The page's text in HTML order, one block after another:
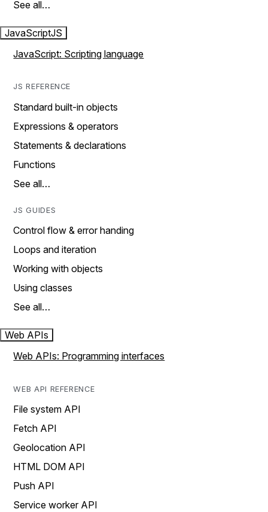
See all…
JavaScriptJS
JavaScript: Scripting language
JS REFERENCE
Standard built-in objects
Expressions & operators
Statements & declarations
Functions
See all…
JS GUIDES
Control flow & error handing
Loops and iteration
Working with objects
Using classes
See all…
Web APIs
Web APIs: Programming interfaces
WEB API REFERENCE
File system API
Fetch API
Geolocation API
HTML DOM API
Push API
Service worker API